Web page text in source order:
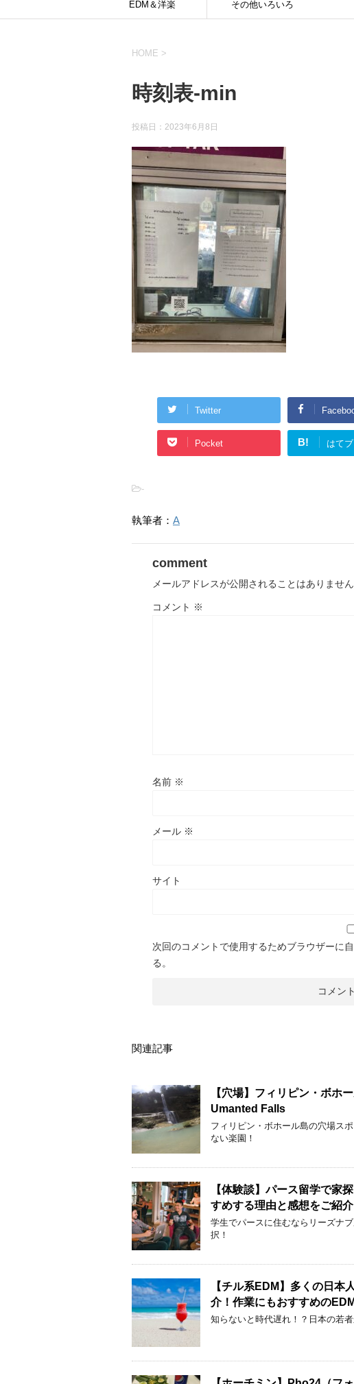
EDM＆洋楽 その他いろいろ
HOME >
時刻表-min
投稿日： 2023年6月8日
Twitter
Pocket B! はてブ
-
執筆者： A
comment
メールアドレスが公開されることはありません
コメント ※
名前 ※
メール ※
サイト
次回のコメントで使用するためブラウザーに
る。
関連記事
【穴場】フィリピン・ボホ
Umanted Falls
フィリピン・ボホール島の穴場ス
ない楽園！
【体験談】パース留学で家
すめする理由と感想をご紹介
学生でパースに住むならリーズナ
択！
【チル系EDM】多くの日
介！作業にもおすすめのEDM
知らないと時代遅れ！？日本の若